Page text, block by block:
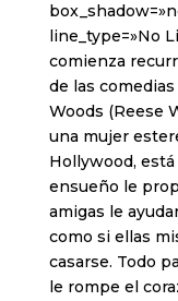
line_type=»No
comienza
de las
Woods (Reese
una mujer
Hollywood,
ensueño le
amigas le
como si ellas
casarse. Todo
le rompe el